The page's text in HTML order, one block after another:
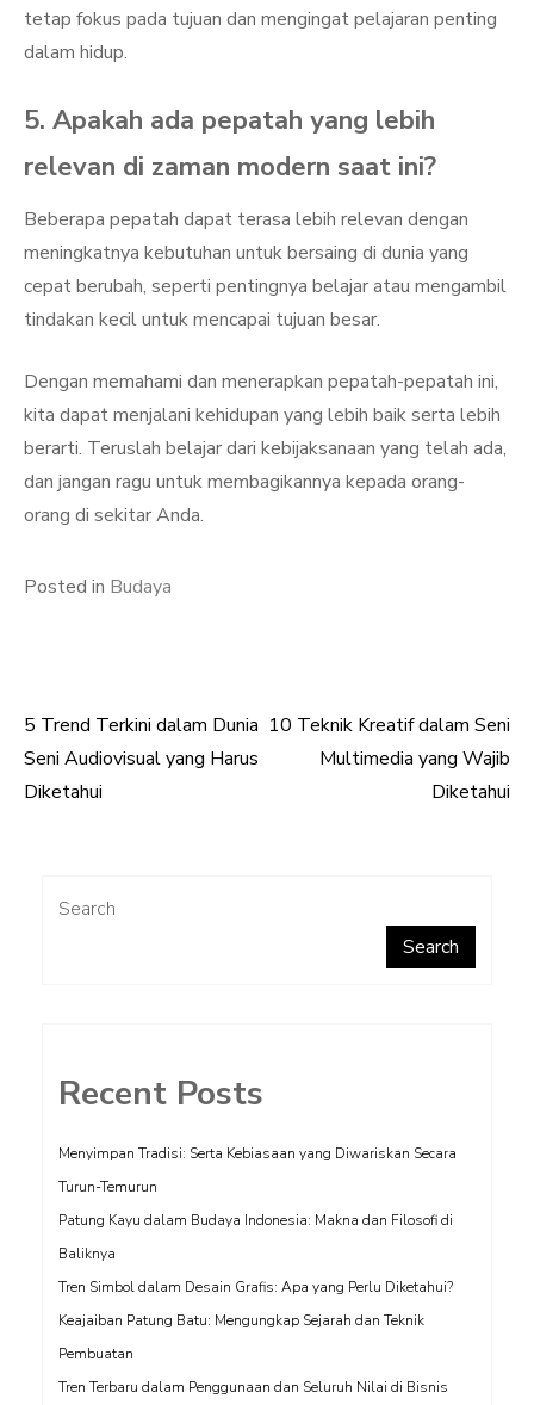
tetap fokus pada tujuan dan mengingat pelajaran penting
dalam hidup.
5. Apakah ada pepatah yang lebih
relevan di zaman modern saat ini?
Beberapa pepatah dapat terasa lebih relevan dengan
meningkatnya kebutuhan untuk bersaing di dunia yang
cepat berubah, seperti pentingnya belajar atau mengambil
tindakan kecil untuk mencapai tujuan besar.
Dengan memahami dan menerapkan pepatah-pepatah ini,
kita dapat menjalani kehidupan yang lebih baik serta lebih
berarti. Teruslah belajar dari kebijaksanaan yang telah ada,
dan jangan ragu untuk membagikannya kepada orang-
orang di sekitar Anda.
Posted in Budaya
Post
navigation
5 Trend Terkini dalam Dunia
Seni Audiovisual yang Harus
Diketahui
10 Teknik Kreatif dalam Seni
Multimedia yang Wajib
Diketahui
Search
Search
Recent Posts
Menyimpan Tradisi: Serta Kebiasaan yang Diwariskan Secara
Turun-Temurun
Patung Kayu dalam Budaya Indonesia: Makna dan Filosofi di
Baliknya
Tren Simbol dalam Desain Grafis: Apa yang Perlu Diketahui?
Keajaiban Patung Batu: Mengungkap Sejarah dan Teknik
Pembuatan
Tren Terbaru dalam Penggunaan dan Seluruh Nilai di Bisnis